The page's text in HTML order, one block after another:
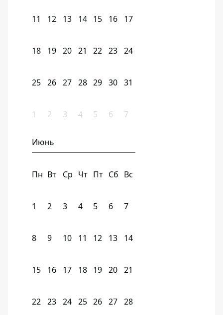
11 12 13 14 15 16 17
18 19 20 21 22 23 24
25 26 27 28 29 30 31
1 2 3 4 5 6 7
Июнь
Пн Вт Ср Чт Пт Сб Вс
1 2 3 4 5 6 7
8 9 10 11 12 13 14
15 16 17 18 19 20 21
22 23 24 25 26 27 28